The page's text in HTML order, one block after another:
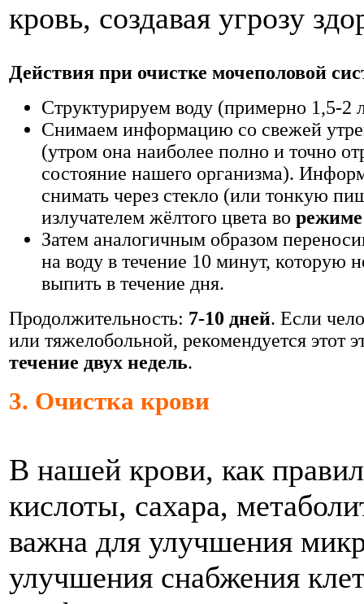
кровь, создавая угрозу
Действия при очистке мочеполовой
Структурируем воду (примерно 1,5-2
Снимаем информацию со свежей
(утром она наиболее полно и точ­но
состояние нашего организма).
снимать через стекло (или тонкую
излучателем жёлтого цвета во
Затем аналогичным образом
на воду в течение 10 минут, которую
выпить в течение дня.
Продолжительность: 7-10 дней. Если
или тяжелобольной, рекомендуется этот
течение двух недель.
3. Очистка крови
В нашей крови, как
кислоты, сахара,
важна для улучшения
улучшения снабжения